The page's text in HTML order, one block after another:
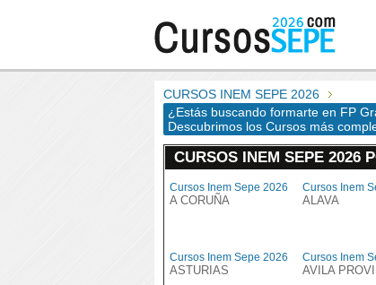
CURSOS INEM SEPE 2026
¿Estás buscando formarte en FP
Descubrimos los Cursos más
CURSOS INEM SEPE 2026
Cursos Inem Sepe 2026
A CORUÑA
Cursos Inem
ALAVA
Cursos Inem Sepe 2026
ASTURIAS
Cursos Inem
AVILA